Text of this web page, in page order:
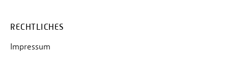
RECHTLICHES
Impressum